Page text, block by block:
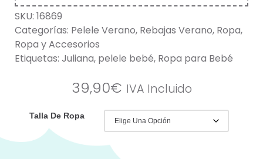
SKU: 16869
Categorías: Pelele Verano, Rebajas Verano, Ropa,
Ropa y Accesorios
Etiquetas: Juliana, pelele bebé, Ropa para Bebé
39,90€ IVA Incluido
Talla De Ropa